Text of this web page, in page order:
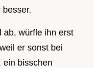
besser.
ab, würfle ihn erst
er sonst bei
ein bisschen